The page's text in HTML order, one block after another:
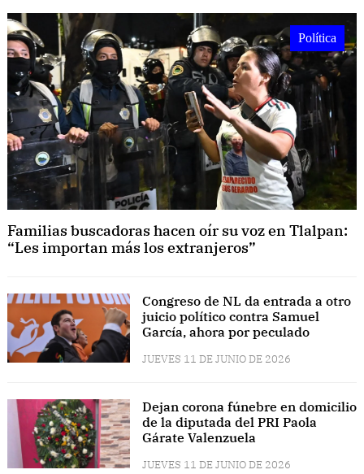
Política
Familias buscadoras hacen oír su voz en Tlalpan:
“Les importan más los extranjeros”
Congreso de NL da entrada a otro
juicio político contra Samuel
García, ahora por peculado
JUEVES 11 DE JUNIO DE 2026
Dejan corona fúnebre en domicilio
de la diputada del PRI Paola
Gárate Valenzuela
JUEVES 11 DE JUNIO DE 2026